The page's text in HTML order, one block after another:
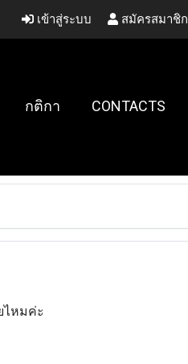
เข้าสู่ระบบ สมัครสมาชิก
กติกา CONTACTS
ไหมค่ะ